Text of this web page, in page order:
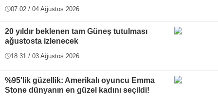
07:02 / 04 Ağustos 2026
20 yıldır beklenen tam Güneş tutulması
ağustosta izlenecek
18:31 / 03 Ağustos 2026
%95'lik güzellik: Amerikalı oyuncu Emma
Stone dünyanın en güzel kadını seçildi!